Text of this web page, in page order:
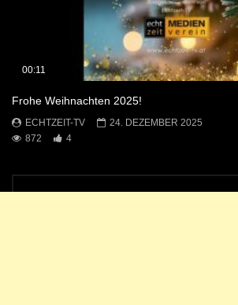
00:11
Frohe Weihnachten 2025!
ECHTZEIT-TV
24. DEZEMBER 2025
872
4